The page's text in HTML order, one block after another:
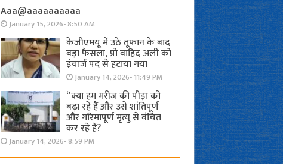
Aaa@aaaaaaaaaa
January 15, 2026- 8:50 AM
केजीएमयू में उठे तूफान के बाद
बड़ा फैसला, प्रो वाहिद अली को
इंचार्ज पद से हटाया गया
January 14, 2026- 11:49 PM
“क्या हम मरीज की पीड़ा को
बढ़ा रहे हैं और उसे शांतिपूर्ण
और गरिमापूर्ण मृत्यु से वंचित
कर रहे हैं?
January 14, 2026- 8:59 PM